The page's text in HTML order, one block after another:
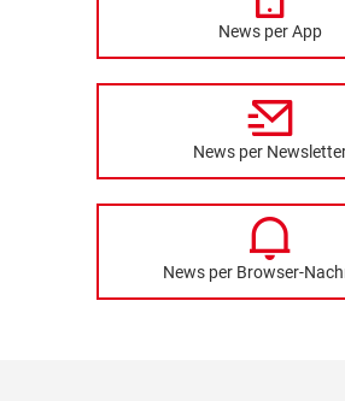
News per App
News per
News per Browser-